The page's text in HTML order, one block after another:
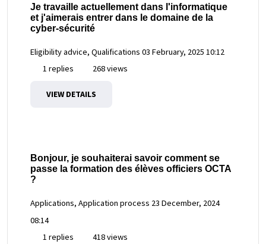
Je travaille actuellement dans l'informatique
et j'aimerais entrer dans le domaine de la
cyber-sécurité
Eligibility advice, Qualifications 03 February, 2025 10:12
1 replies
268 views
VIEW DETAILS
Bonjour, je souhaiterai savoir comment se
passe la formation des élèves officiers OCTA
?
Applications, Application process 23 December, 2024
08:14
1 replies
418 views